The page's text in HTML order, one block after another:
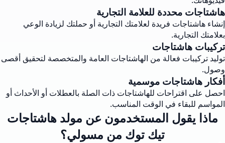
هاشتاجات محددة للعلامة التجارية
إنشاء هاشتاجات فريدة لعلامتك التجارية أو حملتك لزيادة الوعي
بعلامتك التجارية.
تركيبات هاشتاجات
توليد تركيبات فعالة من الهاشتاجات العامة والمتخصصة لتحقيق أقصى
وصول.
أفكار هاشتاجات موسمية
احصل على اقتراحات للهاشتاجات ذات الصلة بالعطلات أو الأحداث أو
المواسم للبقاء في الوقت المناسب.
ماذا يقول المستخدمون عن مولد هاشتاجات
تيك توك من مسولي؟